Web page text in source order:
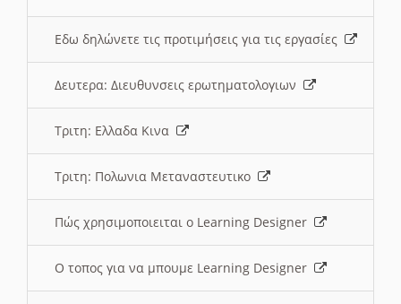
Εδω δηλώνετε τις προτιμήσεις για τις εργασίες
Δευτερα: Διευθυνσεις ερωτηματολογιων
Τριτη: Ελλαδα Κινα
Τριτη: Πολωνια Μεταναστευτικο
Πώς χρησιμοποιειται ο Learning Designer
O τοπος για να μπουμε Learning Designer